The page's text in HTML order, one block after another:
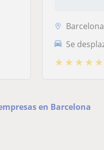
Se
★ ★ ★ ★ ★
en Barcelona